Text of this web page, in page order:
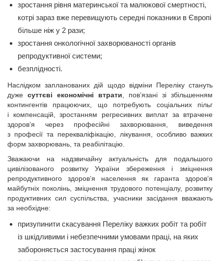
зростання рівня материнської та малюкової смертності,
котрі зараз вже перевищують середні показники в Європі
більше ніж у 2 рази;
зростання онкологічної захворюваності органів
репродуктивної системи;
безплідності.
Наслідком запланованих дій щодо відміни Переліку стануть
дуже суттєві економічні втрати , пов’язані зі збільшенням
контингентів працюючих, що потребують соціальних пільг
і компенсацій, зростанням регресивних виплат за втрачене
здоров’я через професійні захворювання, виведення
з професії та перекваліфікацію, лікування, особливо важких
форм захворювань, та реабілітацію.
Зважаючи на надзвичайну актуальність для подальшого
цивілізованого розвитку України збереження і зміцнення
репродуктивного здоров’я населення як гаранта здоров’я
майбутніх поколінь, зміцнення трудового потенціалу, розвитку
продуктивних сил суспільства, учасники засідання вважають
за необхідне:
призупинити скасування Переліку важких робіт та робіт
із шкідливими і небезпечними умовами праці, на яких
забороняється застосування праці жінок